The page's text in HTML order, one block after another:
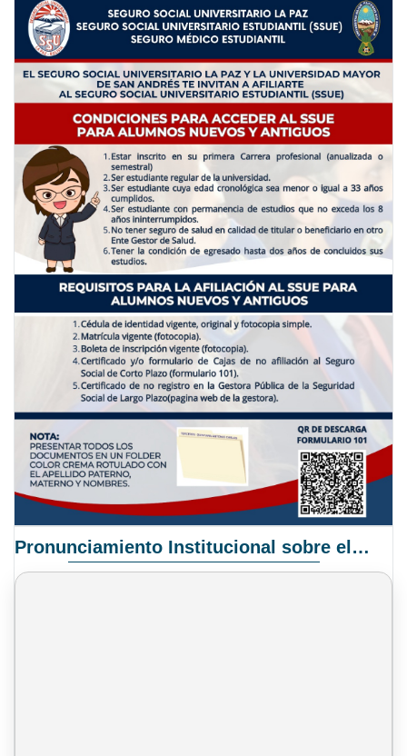
Pronunciamiento Institucional sobre el Proyecto de Ley N° 068/2025-2026 C.S.